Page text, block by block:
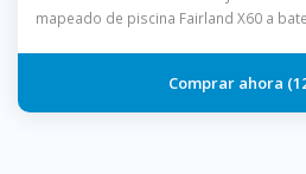
mapeado de piscina Fairland X60 a